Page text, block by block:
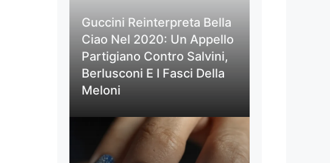
Guccini Reinterpreta Bella
Ciao Nel 2020: Un Appello
Partigiano Contro Salvini,
Berlusconi E I Fasci Della
Meloni